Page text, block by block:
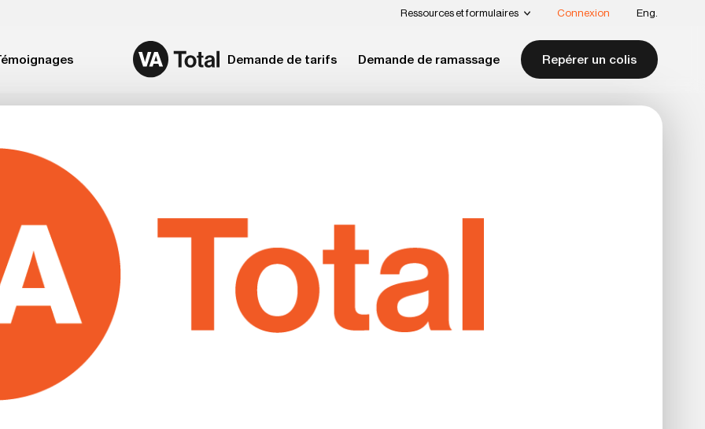
Ressources et formulaires Connexion Eng.
Demande de tarifs Demande de ramassage Repérer un colis